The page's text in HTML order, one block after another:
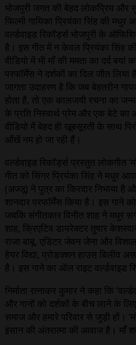
भोजपुरी जगत की बेहद लोकप्रिय और
फिल्मी गायिका प्रियंका सिंह की मधुर
वर्ल्डवाइड रिकॉर्ड्स भोजपुरी के
है। इस गीत में न केवल प्रियंका सिंह
वीडियो में भी माँ की ममता का दर्द
परफॉर्मेंस ने दर्शकों का दिल जीत
जागता उदाहरण है कि जब बेहतरीन
होता है, तो एक कालजयी रचना का
के प्रति निस्वार्थ प्रेम और एक बेटे
वीडियो में बेहद ही खूबसूरती के साथ
आँखें नम हो जा रही हैं।
वर्ल्डवाइड रिकॉर्ड्स प्रस्तुत लोकगीत
गीत को सिंगर प्रियंका सिंह ने मधुर
(अज्जू) ने पुत्र का किरदार निभाया है
शानदार परफॉर्मेंस किया है। इस गाने
जबकि संगीतकार विनीत शाह ने मधुर
शाह, क्रिएटिव डायरेक्टर तुषार
राजा बाबू, एडिटर जेवन जेना और
हेयर विद्या, प्रोडक्शन हाउस बिलीव
है। इस गाने का ऑल राइट वर्ल्डवाइड
निर्माता रत्नाकर कुमार ने कहा कि
और गानों को दर्शकों के बीच लाने के लिए
समाज और हमारे परिवार से जुड़ी हों।
इंसान की अंतरात्मा की आवाज है। माँ